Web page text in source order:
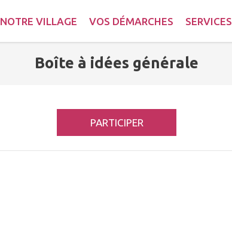
NOTRE VILLAGE VOS DÉMARCHES SERVICES
Boîte à idées générale
PARTICIPER